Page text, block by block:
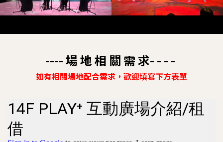
---- 場 地 相 關 需 求- - - -
如有相關場地配合需求，歡迎填寫下方表單